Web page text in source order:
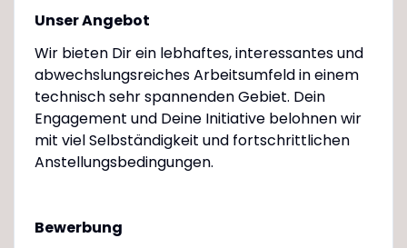
Unser Angebot
Wir bieten Dir ein lebhaftes, interessantes und
abwechslungsreiches Arbeitsumfeld in einem
technisch sehr spannenden Gebiet. Dein
Engagement und Deine Initiative belohnen wir
mit viel Selbständigkeit und fortschrittlichen
Anstellungsbedingungen.
Bewerbung